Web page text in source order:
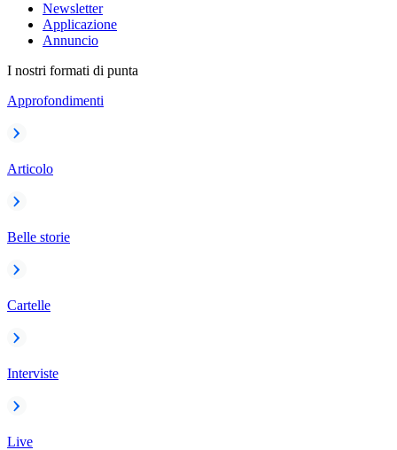
Newsletter
Applicazione
Annuncio
I nostri formati di punta
Approfondimenti
Articolo
Belle storie
Cartelle
Interviste
Live